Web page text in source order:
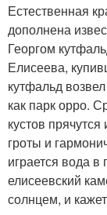
Естественная
дополнена
Георгом
Елисеева,
кутфальд
как парк орро.
кустов
гроты и
играется вода в
елисеевский
солнцем, и